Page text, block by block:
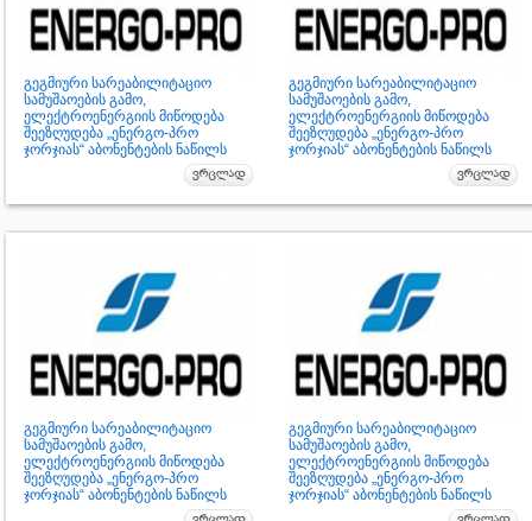
გეგმიური სარეაბილიტაციო
სამუშაოების გამო,
ელექტროენერგიის მიწოდება
შეეზღუდება „ენერგო-პრო
ჯორჯიას“ აბონენტების ნაწილს
გეგმიური სარეაბილიტაციო
სამუშაოების გამო,
ელექტროენერგიის მიწოდება
შეეზღუდება „ენერგო-პრო
ჯორჯიას“ აბონენტების ნაწილს
გეგმიური სარეაბილიტაციო
სამუშაოების გამო,
ელექტროენერგიის მიწოდება
შეეზღუდება „ენერგო-პრო
ჯორჯიას“ აბონენტების ნაწილს
გეგმიური სარეაბილიტაციო
სამუშაოების გამო,
ელექტროენერგიის მიწოდება
შეეზღუდება „ენერგო-პრო
ჯორჯიას“ აბონენტების ნაწილს